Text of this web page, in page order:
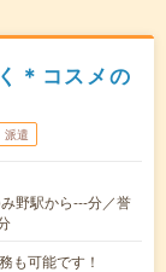
＊コスメの
派遣
野駅から---分／誉
も可能です！